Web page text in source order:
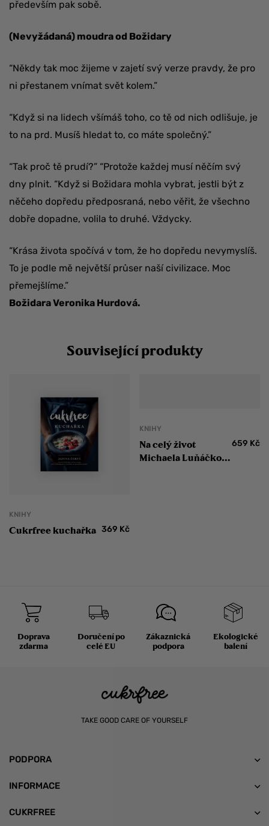
především pak sobě.
(Nevyžádaná) moudra od Božidary
“Někdy tak moc žijeme v zajetí svý verze pravdy, že pro
ni přestanem vnímat svět kolem.”
“Když si na lidech všímáš toho, co tě od nich odlišuje, je
to na prd. Musíš hledat to, co máte společný.”
“Tak proč tě prudí?” “Protože každej musí něčím svý
dny plnit. “Když si Božidara mohla vybrat, jestli být z
něčeho dopředu předposraná, nebo věřit, že všechno
dobře dopadne, volila to druhé. Vždycky.
“Krása života spočívá v tom, že ho dopředu nevymyslíš.
To je podle mě největší průser naší civilizace. Moc
přemejšlíme.”
Božidara Veronika Hurdová.
Související produkty
KNIHY
Cukrfree kuchařka 369 Kč
KNIHY
Na celý život
Michaela Luňáčková
659 Kč
Doprava
zdarma
Doručení po
celé EU
Zákaznická
podpora
Ekologické
balení
TAKE GOOD CARE OF YOURSELF
PODPORA
INFORMACE
CUKRFREE